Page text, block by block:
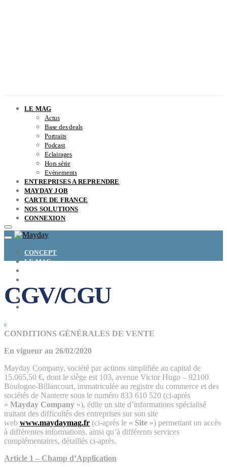
LE MAG
Actus
Base des deals
Portraits
Podcast
Eclairages
Hors série
Evènements
ENTREPRISES A REPRENDRE
MAYDAY JOB
CARTE DE FRANCE
NOS SOLUTIONS
CONNEXION
CONCEPT
LE MAG
CARTE DE FRANCE
NOS SOLUTIONS
0
CGV/CGU
CONDITIONS GÉNÉRALES DE VENTE
En vigueur au 26/02/2020
Mayday Company, société par actions simplifiée au capital de
15.065,50 €, dont le siège est 103, avenue Victor Hugo – 92100
Boulogne-Billancourt, immatriculée au registre du commerce et des
sociétés de Nanterre sous le numéro 833 610 520 (ci-après
« Mayday Company »), édite un site d’informations spécialisé
traitant des difficultés des entreprises sur son site
web www.maydaymag.fr (ci-après le « Site ») permettant un accès
à différentes informations, ainsi qu’à différents services
complémentaires, détaillés ci-après.
Article 1 – Champ d’Application